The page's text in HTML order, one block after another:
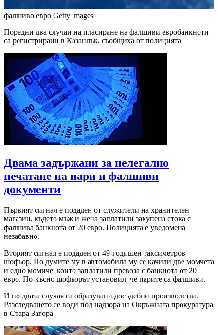
фалшиво евро Getty images
Поредни два случаи на пласиране на фалшиви евробанкноти
са регистрирани в Казанлък, съобщиха от полицията.
Двама задържани за нелегално
печатане на пари и фалшиви
документи
Първият сигнал е подаден от служители на хранителен
магазин, където мъж и жена заплатили закупена стока с
фалшива банкнота от 20 евро. Полицията е уведомена
незабавно.
Вторият сигнал е подаден от 49-годишен таксиметров
шофьор. По думите му в автомобила му се качили две момчета
и едно момиче, които заплатили превоза с банкнота от 20
евро. По-късно шофьорът установил, че парите са фалшиви.
И по двата случая са образувани досъдебни производства.
Разследването се води под надзора на Окръжната прокуратура
в Стара Загора.